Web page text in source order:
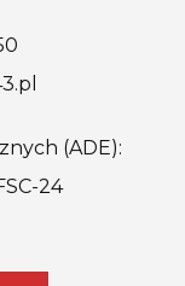
(ADE):
24